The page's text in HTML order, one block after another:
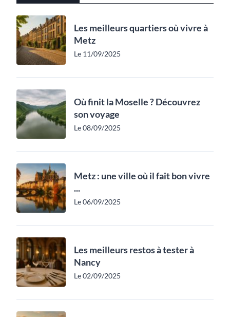
Les meilleurs quartiers où vivre à
Metz
Le 11/09/2025
Où finit la Moselle ? Découvrez
son voyage
Le 08/09/2025
Metz : une ville où il fait bon vivre
...
Le 06/09/2025
Les meilleurs restos à tester à
Nancy
Le 02/09/2025